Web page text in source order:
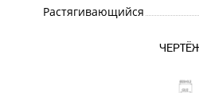
Растягивающийся